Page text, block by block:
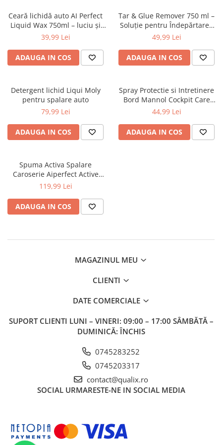
Ceară lichidă auto AI Perfect
Liquid Wax 750ml – luciu și
protecție hidrofobă
39,99 Lei
ADAUGA IN COS
Tar & Glue Remover 750 ml –
Soluție pentru Îndepărtarea
Gudronului, Adezivilor și
49,99 Lei
ADAUGA IN COS
Detergent lichid Liqui Moly
pentru spalare auto
79,99 Lei
ADAUGA IN COS
Spray Protectie si Intretinere
Bord Mannol Cockpit Care
Vanilie 250ml – Luciu,
Plastic si Cauciuc Interior
Exterior
44,99 Lei
ADAUGA IN COS
Spuma Activa Spalare
Caroserie Aiperfect Active
Foam 5L – Indeparteaza
Luciu, Sigura pe Crom, Plastic
si Cauciuc
119,99 Lei
ADAUGA IN COS
MAGAZINUL MEU
CLIENTI
DATE COMERCIALE
SUPORT CLIENTI LUNI – VINERI: 09:00 – 17:00 SÂMBĂTĂ –
DUMINICĂ: ÎNCHIS
0745283252
0745203317
contact@qualix.ro
SOCIAL URMARESTE-NE IN SOCIAL MEDIA